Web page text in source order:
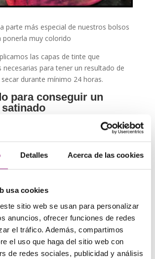
Detalles Acerca de las cookies
usa cookies
sitio web se usan para personalizar
anuncios, ofrecer funciones de redes
el tráfico. Además, compartimos
el uso que haga del sitio web con
de redes sociales, publicidad y análisis
parte más especial de nuestros bolsos
ponerla muy colorido
las capas de tinte que
necesarias para tener un resultado de
durante mínimo 24 horas.
para conseguir un
para garantizar un buen
barnizado para conseguir un
Para saber cómo hacer un bolso de